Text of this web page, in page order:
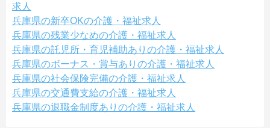
求人
兵庫県の新卒OKの介護・福祉求人
兵庫県の残業少なめの介護・福祉求人
兵庫県の託児所・育児補助ありの介護・福祉求人
兵庫県のボーナス・賞与ありの介護・福祉求人
兵庫県の社会保険完備の介護・福祉求人
兵庫県の交通費支給の介護・福祉求人
兵庫県の退職金制度ありの介護・福祉求人